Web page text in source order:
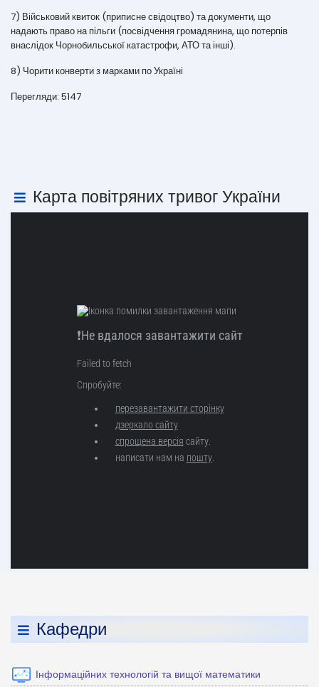
7) Військовий квиток (приписне свідоцтво) та документи, що
надають право на пільги (посвідчення громадянина, що потерпів
внаслідок Чорнобильської катастрофи, АТО та інші).
8) Чорити конверти з марками по Україні
Перегляди: 5147
Карта повітряних тривог України
Кафедри
Інформаційних технологій та вищої математики